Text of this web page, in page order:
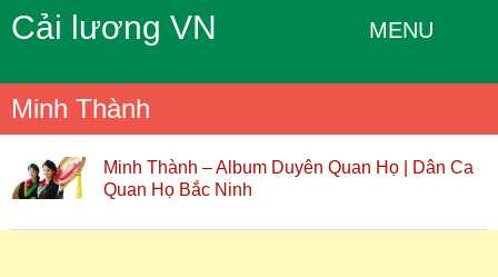
Cải lương VN MENU
Minh Thành
Minh Thành – Album Duyên Quan Họ | Dân Ca
Quan Họ Bắc Ninh